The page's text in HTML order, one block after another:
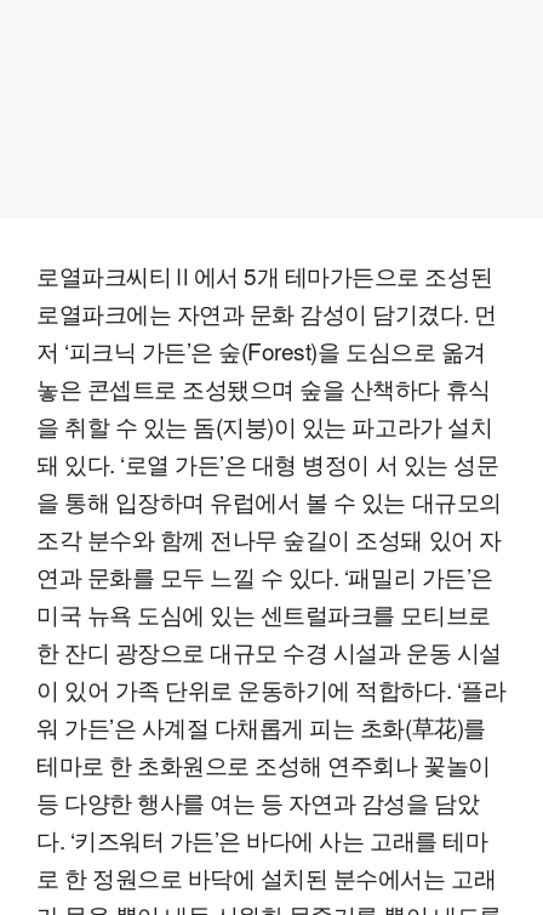
로열파크씨티Ⅱ에서 5개 테마가든으로 조성된
로열파크에는 자연과 문화 감성이 담기겼다. 먼
저 ‘피크닉 가든’은 숲(Forest)을 도심으로 옮겨
놓은 콘셉트로 조성됐으며 숲을 산책하다 휴식
을 취할 수 있는 돔(지붕)이 있는 파고라가 설치
돼 있다. ‘로열 가든’은 대형 병정이 서 있는 성문
을 통해 입장하며 유럽에서 볼 수 있는 대규모의
조각 분수와 함께 전나무 숲길이 조성돼 있어 자
연과 문화를 모두 느낄 수 있다. ‘패밀리 가든’은
미국 뉴욕 도심에 있는 센트럴파크를 모티브로
한 잔디 광장으로 대규모 수경 시설과 운동 시설
이 있어 가족 단위로 운동하기에 적합하다. ‘플라
워 가든’은 사계절 다채롭게 피는 초화(草花)를
테마로 한 초화원으로 조성해 연주회나 꽃놀이
등 다양한 행사를 여는 등 자연과 감성을 담았
다. ‘키즈워터 가든’은 바다에 사는 고래를 테마
로 한 정원으로 바닥에 설치된 분수에서는 고래